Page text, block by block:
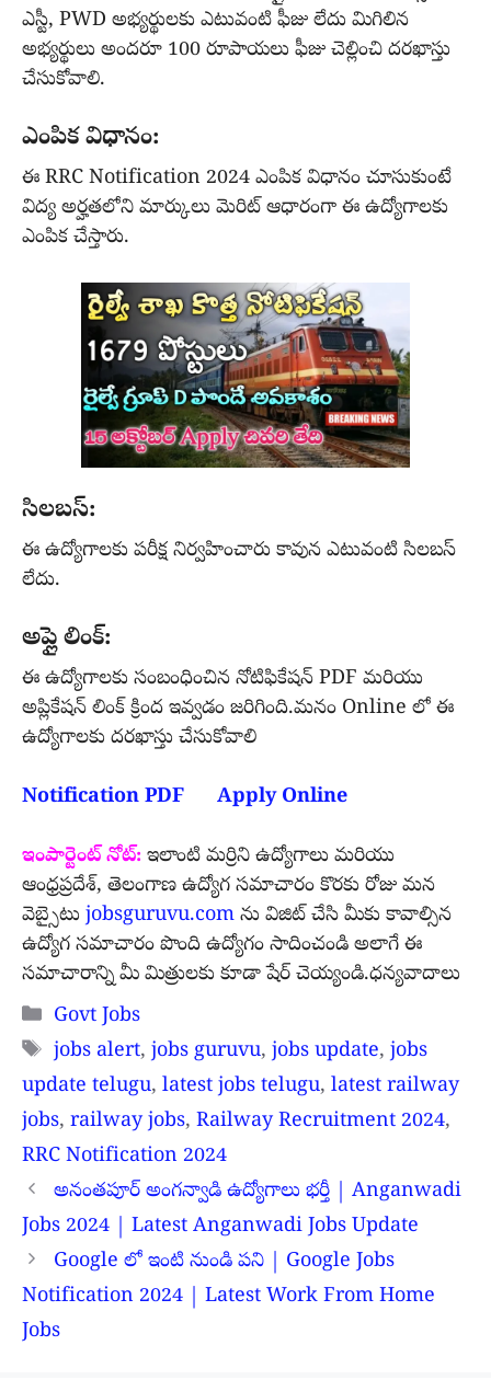
ఎస్టీ, PWD అభ్యర్థులకు ఎటువంటి ఫీజు లేదు మిగిలిన
అభ్యర్థులు అందరూ 100 రూపాయలు ఫీజు చెల్లించి దరఖాస్తు
చేసుకోవాలి.
ఎంపిక విధానం:
ఈ RRC Notification 2024 ఎంపిక విధానం చూసుకుంటే
విద్య అర్హతలోని మార్కులు మెరిట్ ఆధారంగా ఈ ఉద్యోగాలకు
ఎంపిక చేస్తారు.
సిలబస్:
ఈ ఉద్యోగాలకు పరీక్ష నిర్వహించారు కావున ఎటువంటి సిలబస్
లేదు.
అప్లై లింక్:
ఈ ఉద్యోగాలకు సంబంధించిన నోటిఫికేషన్ PDF మరియు
అప్లికేషన్ లింక్ క్రింద ఇవ్వడం జరిగింది.మనం Online లో ఈ
ఉద్యోగాలకు దరఖాస్తు చేసుకోవాలి
Notification PDF Apply Online
ఇంపార్టెంట్ నోట్: ఇలాంటి మర్రిని ఉద్యోగాలు మరియు
ఆంధ్రప్రదేశ్, తెలంగాణ ఉద్యోగ సమాచారం కొరకు రోజు మన
వెబ్సైటుjobsguruvu.com ను విజిట్ చేసి మీకు కావాల్సిన
ఉద్యోగ సమాచారం పొంది ఉద్యోగం సాదించండి అలాగే ఈ
సమాచారాన్ని మీ మిత్రులకు కూడా షేర్ చెయ్యండి.ధన్యవాదాలు
Categories
Govt Jobs
Tags
jobs alert,jobs guruvu,jobs update,jobs
update telugu, latest jobs telugu, latest railway
jobs, railway jobs, Railway Recruitment 2024,
RRC Notification 2024
అనంతపూర్ అంగన్వాడి ఉద్యోగాలు భర్తీ | Anganwadi
Jobs 2024 | Latest Anganwadi Jobs Update
Google లో ఇంటి నుండి పని | Google Jobs
Notification 2024 | Latest Work From Home
Jobs